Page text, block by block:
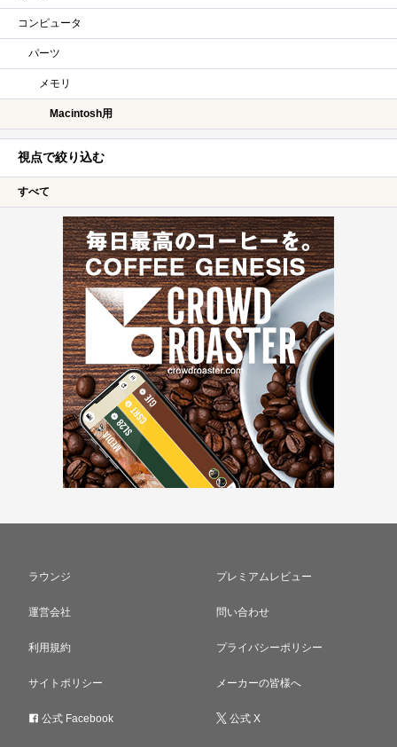
コンピュータ
パーツ
メモリ
Macintosh用
視点で絞り込む
すべて
ラウンジ プレミアムレビュー
運営会社 問い合わせ
利用規約 プライバシーポリシー
サイトポリシー メーカーの皆様へ
公式 Facebook 公式 X